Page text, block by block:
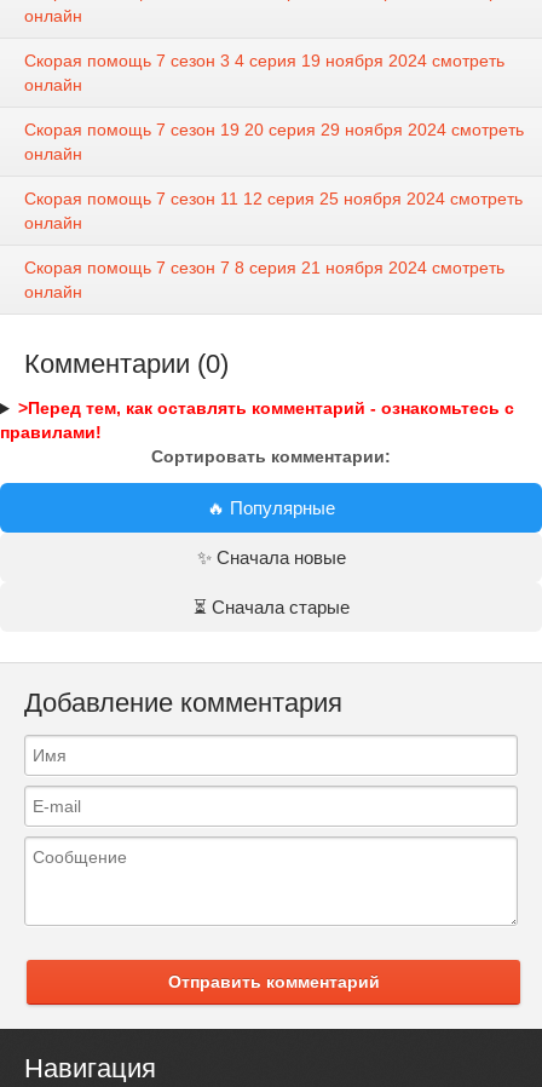
онлайн
Скорая помощь 7 сезон 3 4 серия 19 ноября 2024 смотреть
онлайн
Скорая помощь 7 сезон 19 20 серия 29 ноября 2024 смотреть
онлайн
Скорая помощь 7 сезон 11 12 серия 25 ноября 2024 смотреть
онлайн
Скорая помощь 7 сезон 7 8 серия 21 ноября 2024 смотреть
онлайн
Комментарии (0)
>Перед тем, как оставлять комментарий - ознакомьтесь с
правилами!
Сортировать комментарии:
🔥 Популярные
✨ Сначала новые
⏳ Сначала старые
Добавление комментария
Отправить комментарий
Навигация